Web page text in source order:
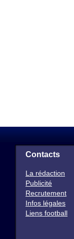
Contacts
La rédaction
Publicité
Recrutement
Infos légales
Liens football